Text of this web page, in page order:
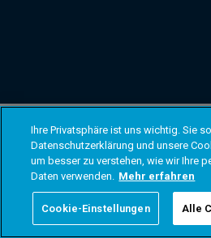
Ihre Privatsphäre ist uns wichtig. Sie
Datenschutzerklärung und unsere
um besser zu verstehen, wie wir Ihre
Daten verwenden. Mehr erfahren
Cookie-Einstellungen Alle